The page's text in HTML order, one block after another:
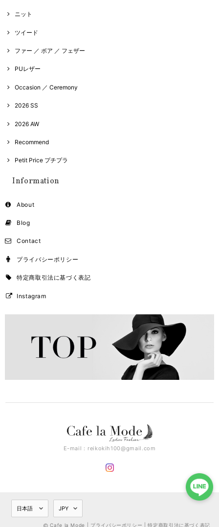
ニット
ツイード
ファー ／ ボア ／ フェザー
PUレザー
Occasion ／ Ceremony
2026 SS
2026 AW
Recommend
Petit Price プチプラ
Information
About
Blog
Contact
プライバシーポリシー
特定商取引法に基づく表記
Instagram
E-mail： reikokih100@gmail.com
Cafe la Mode | プライバシーポリシー |特定商取引法に基づく表記